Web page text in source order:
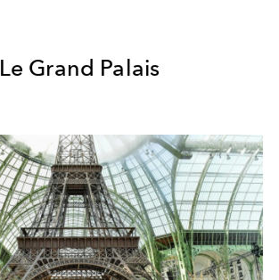
Le Grand Palais